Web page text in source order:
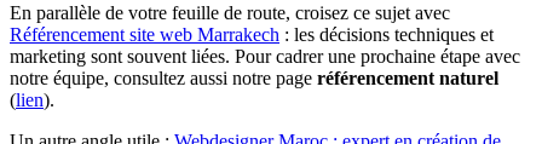
En parallèle de votre feuille de route, croisez ce sujet avec
Référencement site web Marrakech : les décisions techniques et
marketing sont souvent liées. Pour cadrer une prochaine étape avec
notre équipe, consultez aussi notre page référencement naturel
(lien).